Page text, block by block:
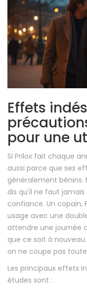
Effets
pour une
Si Prilox fait chaque
aussi parce que ses
généralement bénins.
dis qu'il ne faut
confiance. Un copain,
usage avec une
attendre une journée
que ce soit à
on ne coupe pas
Les principaux effets
études sont :